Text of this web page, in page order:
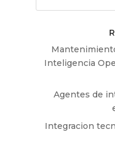
Inteligencia
Agentes de
Integracion